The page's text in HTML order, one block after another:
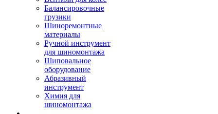
Балансировочные
грузики
Шиноремонтные
материалы
Ручной инструмент
для шиномонтажа
Шиповальное
оборудование
Абразивный
инструмент
Химия для
шиномонтажа